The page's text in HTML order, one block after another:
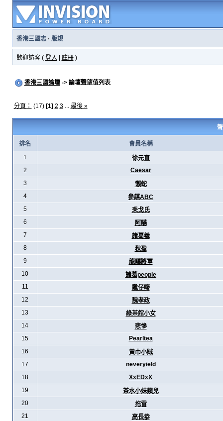
香港三國志· 版規
歡迎訪客 ( 登入 註冊)
香港三國論壇-> 論壇聲望值列表
分頁： (17) [1] 2 3... 最後 »
排名
會員名稱
1
徐元直
2
Caesar
3
懶蛇
4
參謀ABC
5
耒戈氏
6
阿暪
7
諸葛羲
8
秋盈
9
龍驤將軍
10
諸葛people
11
雞仔嘜
12
魏孝政
13
綠茶館小女
14
悲慘
15
Pearltea
16
黃巾小賊
17
neveryield
18
XxEDxX
19
茶水小妹蘋兒
20
拖雷
21
高長恭